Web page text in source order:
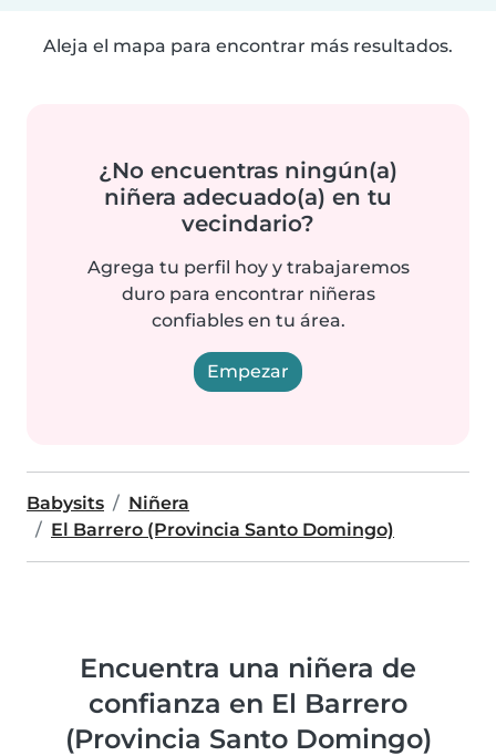
Aleja el mapa para encontrar más resultados.
¿No encuentras ningún(a)
niñera adecuado(a) en tu
vecindario?
Agrega tu perfil hoy y trabajaremos
duro para encontrar niñeras
confiables en tu área.
Empezar
Babysits
Niñera
El Barrero (Provincia Santo Domingo)
Encuentra una niñera de
confianza en El Barrero
(Provincia Santo Domingo)